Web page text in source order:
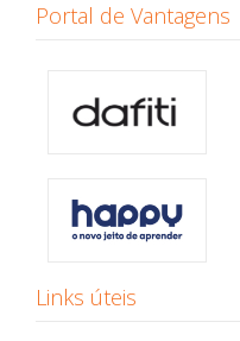
Portal de Vantagens
Links úteis